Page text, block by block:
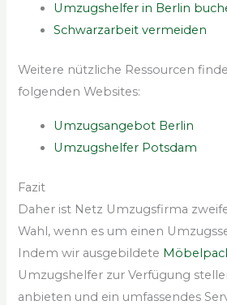
Umzugshelfer in Berlin
Schwarzarbeit vermeiden
Weitere nützliche Ressourcen
folgenden Websites:
Umzugsangebot Berlin
Umzugshelfer Potsdam
Fazit
Daher ist Netz Umzugsfirma
Wahl, wenn es um einen
Indem wir ausgebildete
Umzugshelfer zur Verfügung
anbieten und ein umfassendes